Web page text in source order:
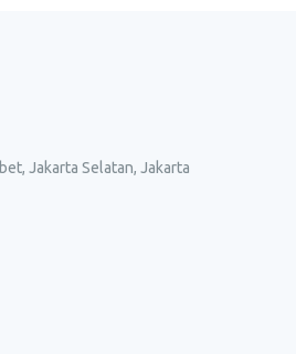
Jakarta Selatan, Jakarta